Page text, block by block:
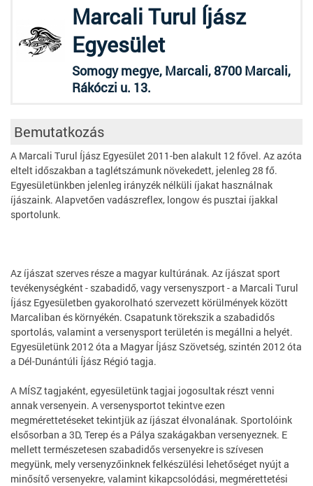
Marcali Turul Íjász
Egyesület
Somogy megye, Marcali, 8700 Marcali,
Rákóczi u. 13.
Bemutatkozás
A Marcali Turul Íjász Egyesület 2011-ben alakult 12 fővel. Az azóta
eltelt időszakban a taglétszámunk növekedett, jelenleg 28 fő.
Egyesületünkben jelenleg irányzék nélküli íjakat használnak
íjászaink. Alapvetően vadászreflex, longow és pusztai íjakkal
sportolunk.
Az íjászat szerves része a magyar kultúrának. Az íjászat sport
tevékenységként - szabadidő, vagy versenyszport - a Marcali Turul
Íjász Egyesületben gyakorolható szervezett körülmények között
Marcaliban és környékén. Csapatunk törekszik a szabadidős
sportolás, valamint a versenysport területén is megállni a helyét.
Egyesületünk 2012 óta a Magyar Íjász Szövetség, szintén 2012 óta
a Dél-Dunántúli Íjász Régió tagja.
A MÍSZ tagjaként, egyesületünk tagjai jogosultak részt venni
annak versenyein. A versenysportot tekintve ezen
megmérettetéseket tekintjük az íjászat élvonalának. Sportolóink
elsősorban a 3D, Terep és a Pálya szakágakban versenyeznek. E
mellett természetesen szabadidős versenyekre is szívesen
megyünk, mely versenyzőinknek felkészülési lehetőséget nyújt a
minősítő versenyekre, valamint kikapcsolódási, megmérettetési